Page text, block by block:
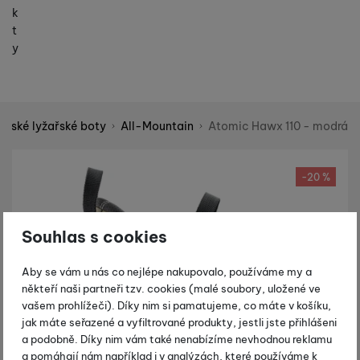
Souhlas s cookies
Aby se vám u nás co nejlépe nakupovalo, používáme my a
někteří naši partneři tzv. cookies (malé soubory, uložené ve
vašem prohlížeči). Díky nim si pamatujeme, co máte v košíku,
jak máte seřazené a vyfiltrované produkty, jestli jste přihlášeni
a podobně. Díky nim vám také nenabízíme nevhodnou reklamu
a pomáhají nám například i v analýzách, které používáme k
k
t
y
lyžařské boty All-Mountain Atomic Hawx 110 - modrá
Fotografie -20 %